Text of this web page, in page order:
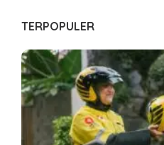
TERPOPULER